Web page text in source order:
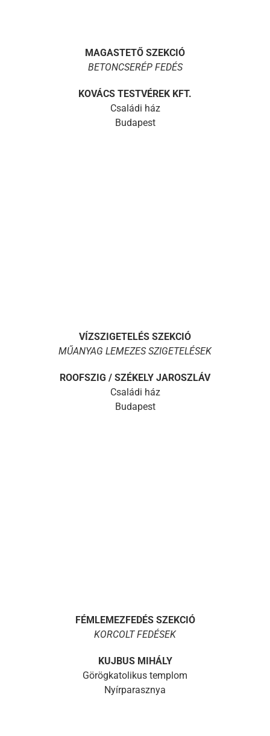
MAGASTETŐ SZEKCIÓ
BETONCSERÉP FEDÉS
KOVÁCS TESTVÉREK KFT.
Családi ház
Budapest
VÍZSZIGETELÉS SZEKCIÓ
MŰANYAG LEMEZES SZIGETELÉSEK
ROOFSZIG / SZÉKELY JAROSZLÁV
Családi ház
Budapest
FÉMLEMEZFEDÉS SZEKCIÓ
KORCOLT FEDÉSEK
KUJBUS MIHÁLY
Görögkatolikus templom
Nyírparasznya